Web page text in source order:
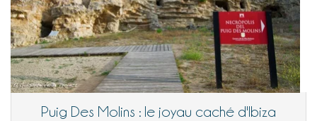
Puig Des Molins : le joyau caché d'Ibiza